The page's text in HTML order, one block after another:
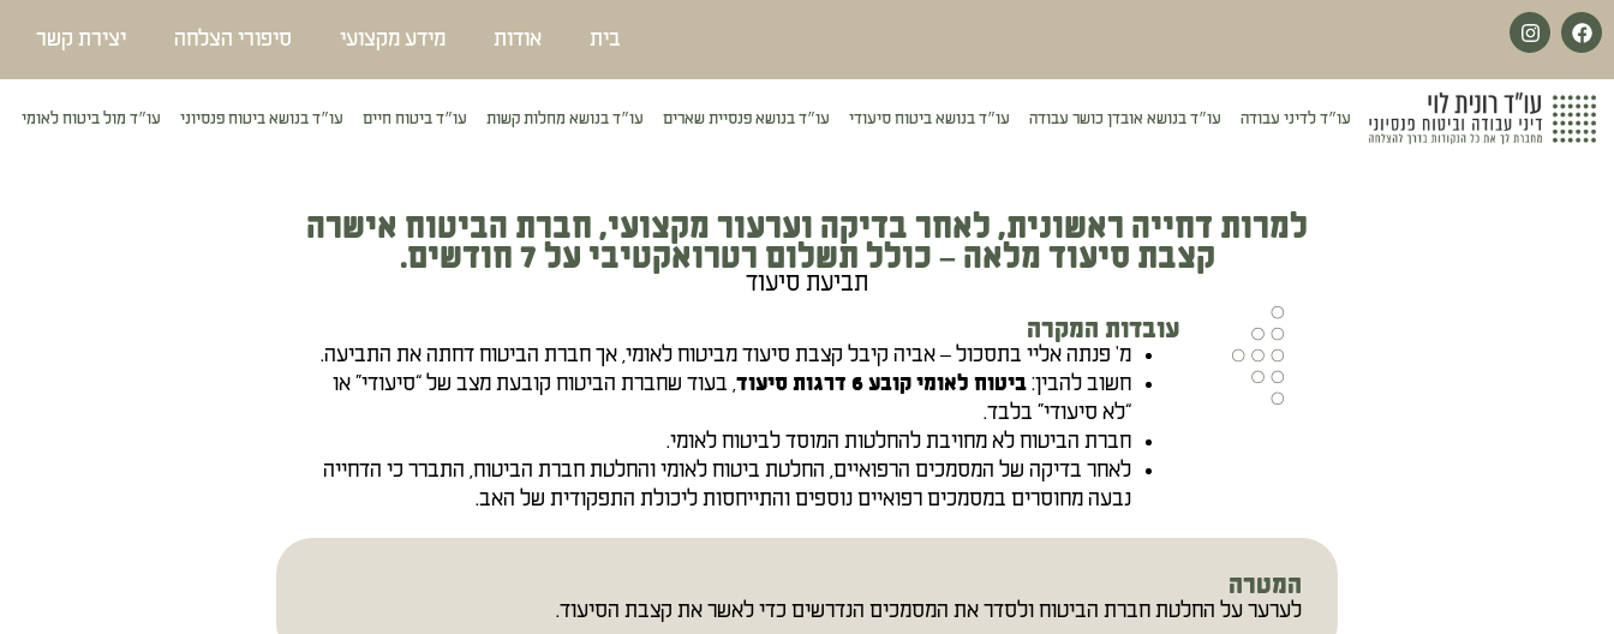
לתוכן
בית
אודות מידע מקצועי סיפורי הצלחה יצירת קשר
עו״ד לדיני עבודה עו״ד בנושא אובדן כושר עבודה עו״ד בנושא ביטוח סיעודי עו״ד בנושא פנסיית שארים עו״ד בנושא מחלות קשות עו״ד ביטוח חיים עו״ד בנושא ביטוח פנסיוני עו״ד מול ביטוח לאומי
למרות דחייה ראשונית, לאחר בדיקה וערעור מקצועי, חברת הביטוח אישרה
קצבת סיעוד מלאה – כולל תשלום רטרואקטיבי על 7 חודשים.
תביעת סיעוד
עובדות המקרה
מ' פנתה אליי בתסכול – אביה קיבל קצבת סיעוד מביטוח לאומי, אך חברת הביטוח דחתה את התביעה.
חשוב להבין:ביטוח לאומי קובע 6 דרגות סיעוד
, בעוד שחברת הביטוח קובעת מצב של “סיעודי” או
“לא סיעודי” בלבד.
חברת הביטוח לא מחויבת להחלטות המוסד לביטוח לאומי.
לאחר בדיקה של המסמכים הרפואיים, החלטת ביטוח לאומי והחלטת חברת הביטוח, התברר כי הדחייה
נבעה מחוסרים במסמכים רפואיים נוספים והתייחסות ליכולת התפקודית של האב.
המטרה
לערער על החלטת חברת הביטוח ולסדר את המסמכים הנדרשים כדי לאשר את קצבת הסיעוד.